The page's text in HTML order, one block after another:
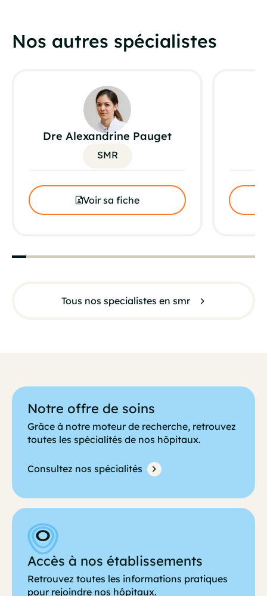
Nos autres spécialistes
Tous nos specialistes en smr
Dre Alexandrine Pauget
SMR
Voir sa fiche
Notre offre de soins
Grâce à notre moteur de recherche, retrouvez
toutes les spécialités de nos hôpitaux.
Consultez nos spécialités
Accès à nos établissements
Retrouvez toutes les informations pratiques
pour rejoindre nos hôpitaux.